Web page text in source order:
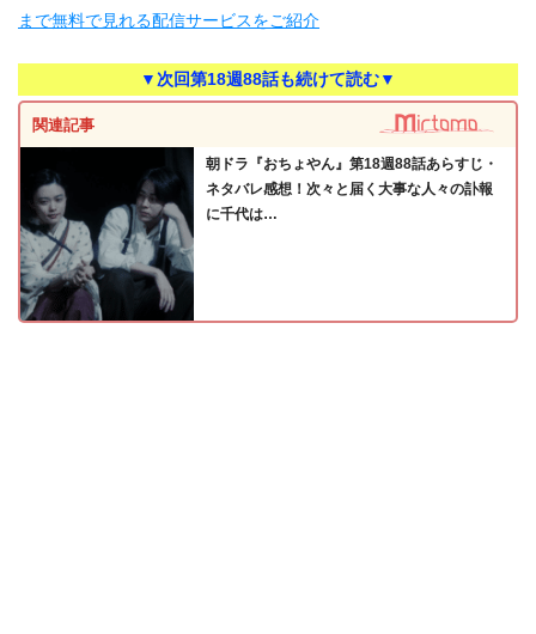
まで無料で見れる配信サービスをご紹介
▼次回第18週88話も続けて読む▼
関連記事
朝ドラ『おちょやん』第18週88話あらすじ・
ネタバレ感想！次々と届く大事な人々の訃報
に千代は…